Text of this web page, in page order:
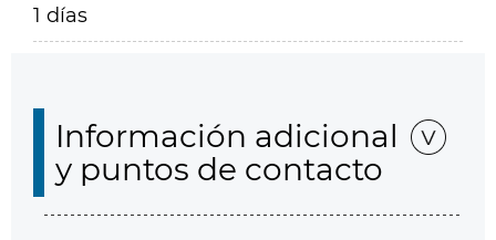
1 días
Información adicional
y puntos de contacto